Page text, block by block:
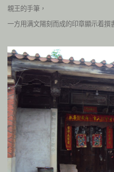
親王的手筆，
一方用满文陽刻而成的印章顯示着撰